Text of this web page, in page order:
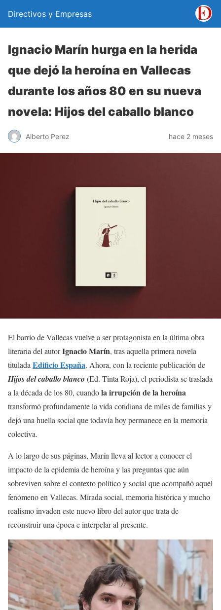
Directivos y Empresas
Ignacio Marín hurga en la herida
que dejó la heroína en Vallecas
durante los años 80 en su nueva
novela: Hijos del caballo blanco
Alberto Perez hace 2 meses
El barrio de Vallecas vuelve a ser protagonista en la última obra
literaria del autorIgnacio Marín, tras aquella primera novela
titulada Edificio España. Ahora, con la reciente publicación de
Hijos del caballo blanco (Ed. Tinta Roja), el periodista se traslada
a la década de los 80, cuandola irrupción de la heroína
transformó profundamente la vida cotidiana de miles de familias y
dejó una huella social que todavía hoy permanece en la memoria
colectiva.
A lo largo de sus páginas, Marín lleva al lector a conocer el
impacto de la epidemia de heroína y las preguntas que aún
sobreviven sobre el contexto político y social que acompañó aquel
fenómeno en Vallecas. Mirada social, memoria histórica y mucho
realismo invaden este nuevo libro del autor que trata de
reconstruir una época e interpelar al presente.